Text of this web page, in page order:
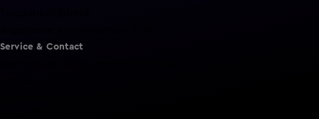
Service & Contact